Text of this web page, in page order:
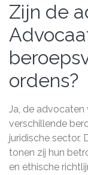
Zijn de
ordens?
Ja, de
verschillende
juridische sector.
tonen zij hun
en ethische